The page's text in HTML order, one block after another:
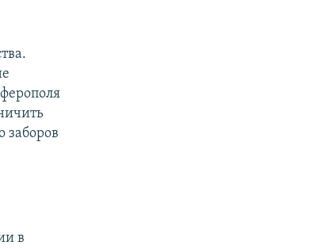
заборов
в